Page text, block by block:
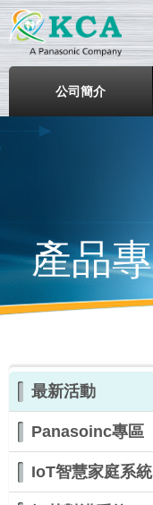
公司簡介
產品
最新活動
Panasoinc專區
IoT智慧家庭系統